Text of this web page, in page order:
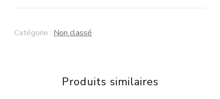
en
séchées
Catégorie : Non classé
Produits similaires